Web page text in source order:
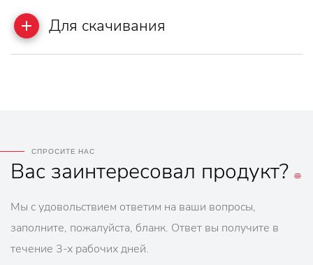
Для скачивания
СПРОСИТЕ НАС
Вас заинтересовал продукт?
Мы с удовольствием ответим на ваши вопросы,
заполните, пожалуйста, бланк. Ответ вы получите в
течение 3-х рабочих дней.